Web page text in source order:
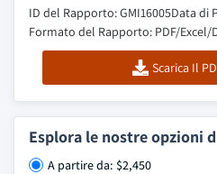
ID del Rapporto: GMI16005Data di
Formato del Rapporto: PDF/
Scarica Il
Esplora le nostre opzioni
A partire da: $2,450